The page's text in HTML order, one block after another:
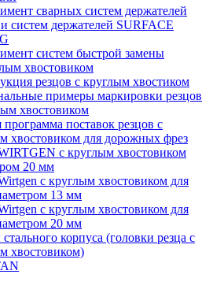
сварных систем держателей
систем держателей SURFACE
систем быстрой замены
хвостовиком
резцов с круглым хвостиком
примеры маркировки резцов
хвостовиком
поставок резцов с
хвостовиком для дорожных фрез
с круглым хвостовиком
20 мм
с круглым хвостовиком для
13 мм
с круглым хвостовиком для
20 мм
корпуса (головки резца с
хвостовиком)